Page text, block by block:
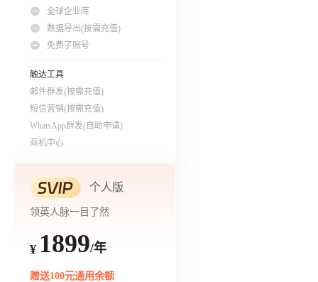
全球企业库
数据导出(按需充值)
免费子账号
触达工具
邮件群发(按需充值)
短信营销(按需充值)
WhatsApp群发(自助申请)
商机中心
个人版
领英人脉一目了然
¥ 1899/年
赠送100元通用余额